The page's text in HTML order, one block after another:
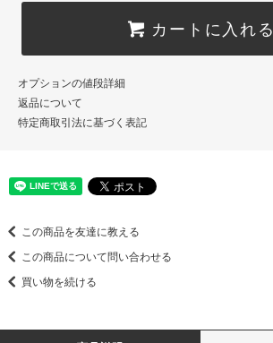
カートに入れる
オプションの値段詳細
返品について
特定商取引法に基づく表記
この商品を友達に教える
この商品について問い合わせる
買い物を続ける